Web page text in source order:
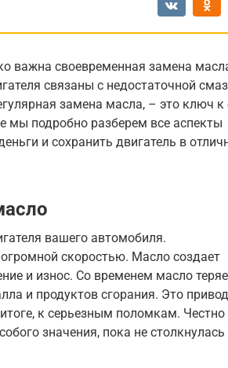
важна своевременная замена
связаны с недостаточной
замена масла, – это ключ к
мы подробно разберем все аспекты
и сохранить двигатель в
вашего автомобиля.
скоростью. Масло создает
и износ. Со временем масло
и продуктов сгорания. Это
к серьезным поломкам. Честно
значения, пока не столкнулась